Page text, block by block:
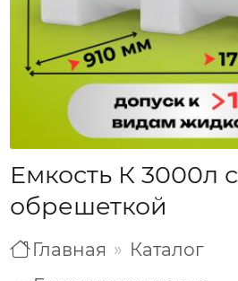
Емкость К 3000л с
обрешеткой
Главная
Каталог